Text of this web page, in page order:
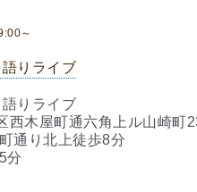
～
りライブ
りライブ
西木屋町通六角上ル山崎町
り北上徒歩8分
分